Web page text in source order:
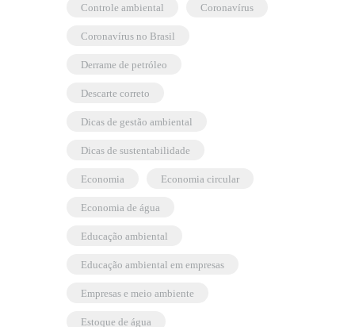
controle ambiental coronavírus
coronavírus no Brasil
derrame de petróleo
descarte correto
dicas de gestão ambiental
dicas de sustentabilidade
economia economia circular
economia de água
educação ambiental
educação ambiental em empresas
empresas e meio ambiente
estoque de água